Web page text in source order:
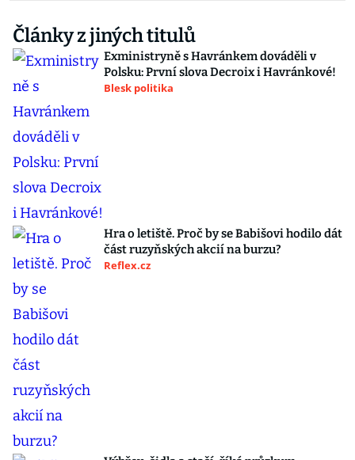
Články z jiných titulů
Exministryně s Havránkem dováděli v
Polsku: První slova Decroix i Havránkové!
Blesk politika
Hra o letiště. Proč by se Babišovi hodilo dát
část ruzyňských akcií na burzu?
Reflex.cz